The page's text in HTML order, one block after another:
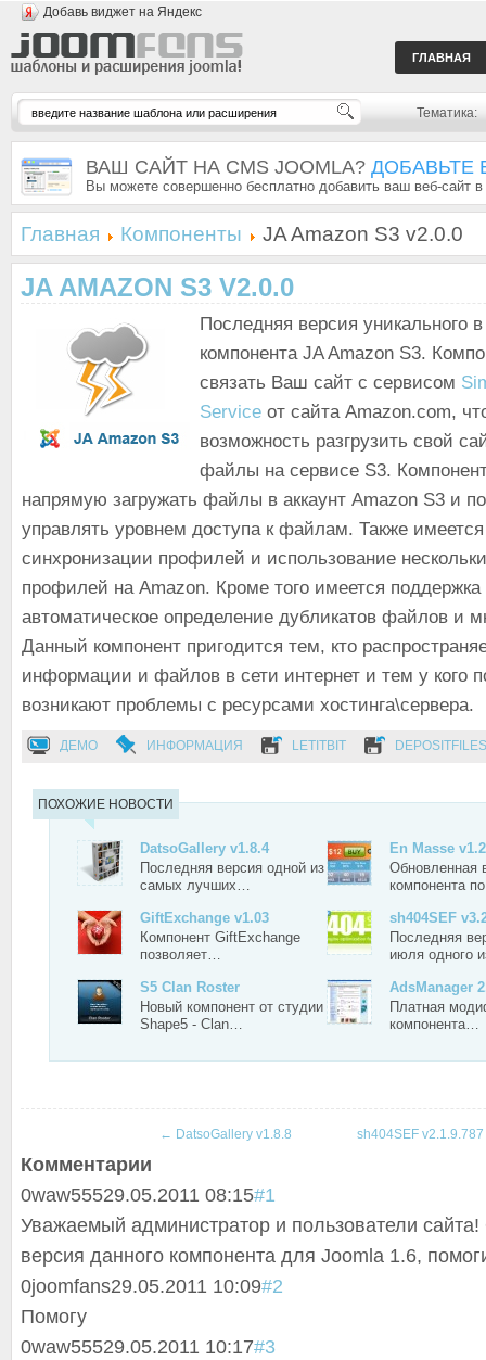
Добавь виджет на Яндекс
ГЛАВНАЯ
Тематика:
ВАШ САЙТ НА CMS JOOMLA? ДОБАВЬТЕ
Вы можете совершенно бесплатно добавить ваш веб-сайт
Главная Компоненты JA Amazon S3 v2.0.0
JA AMAZON S3 V2.0.0
Последняя версия уникального
компонента JA Amazon S3.
связать Ваш сайт с сервисом
Service от сайта Amazon.com,
возможность разгрузить свой
файлы на сервисе S3.
напрямую загружать файлы в аккаунт Amazon S3 и
управлять уровнем доступа к файлам. Также
синхронизации профилей и использование
профилей на Amazon. Кроме того имеется поддержка
автоматическое определение дубликатов файлов и
Данный компонент пригодится тем, кто
информации и файлов в сети интернет и тем у кого
возникают проблемы с ресурсами хостинга\сервера.
ДЕМО ИНФОРМАЦИЯ LETITBIT DEPOSITFILES
ПОХОЖИЕ НОВОСТИ
DatsoGallery v1.8.4
Последняя версия одной из
самых лучших…
En Masse
Обновленная
компонента
GiftExchange v1.03
Компонент GiftExchange
позволяет…
sh404SEF
Последняя
июля одного
S5 Clan Roster
Новый компонент от студии
Shape5 - Clan…
AdsManager
Платная
компонента…
← DatsoGallery v1.8.8 sh404SEF v2.1.9.787
Комментарии
0waw55529.05.2011 08:15#1
Уважаемый администратор и пользователи
версия данного компонента для Joomla 1.6,
0joomfans29.05.2011 10:09#2
Помогу
0waw55529.05.2011 10:17#3